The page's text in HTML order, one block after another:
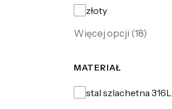
złoty
Więcej opcji (18)
MATERIAŁ
Materiał
stal szlachetna 316L